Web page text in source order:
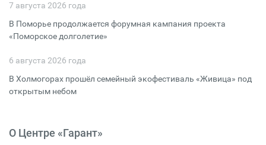
7 августа 2026 года
В Поморье продолжается форумная кампания проекта
«Поморское долголетие»
6 августа 2026 года
В Холмогорах прошёл семейный экофестиваль «Живица» под
открытым небом
О Центре «Гарант»